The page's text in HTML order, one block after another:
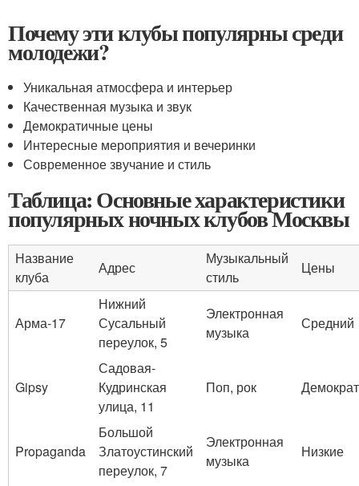
Почему эти клубы популярны среди
молодежи?
Уникальная атмосфера и интерьер
Качественная музыка и звук
Демократичные цены
Интересные мероприятия и вечеринки
Современное звучание и стиль
Таблица: Основные характеристики
популярных ночных клубов Москвы
Название
клуба
Адрес
Музыкальный
стиль
Цены
Арма-17
Нижний
Сусальный
переулок, 5
Электронная
музыка
Средний
Gipsy
Садовая-
Кудринская
улица, 11
Поп, рок
Propaganda
Большой
Златоустинский
переулок, 7
Электронная
музыка
Низкие